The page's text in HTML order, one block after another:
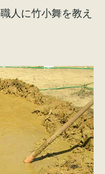
人に竹小舞を教え